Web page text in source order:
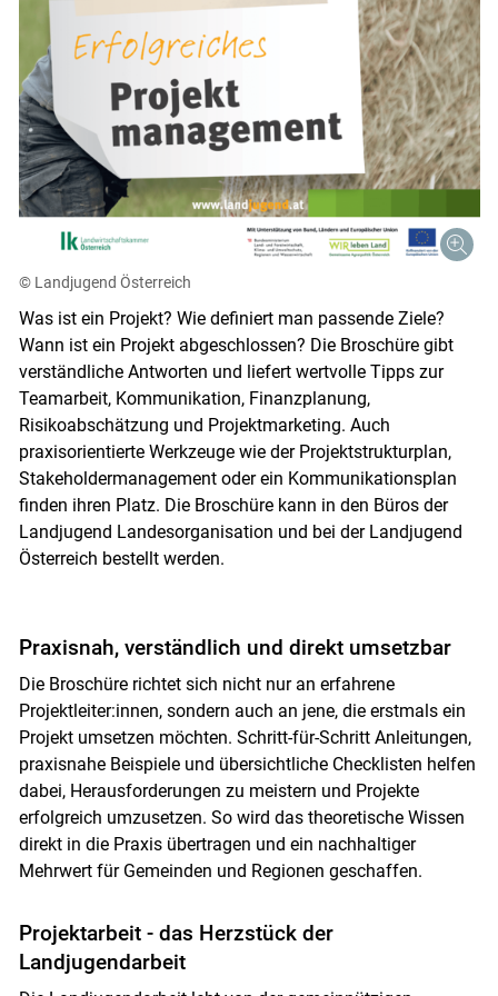
Skip to main content
© Landjugend Österreich
Was ist ein Projekt? Wie definiert man passende Ziele?
Wann ist ein Projekt abgeschlossen? Die Broschüre gibt
verständliche Antworten und liefert wertvolle Tipps zur
Teamarbeit, Kommunikation, Finanzplanung,
Risikoabschätzung und Projektmarketing. Auch
praxisorientierte Werkzeuge wie der Projektstrukturplan,
Stakeholdermanagement oder ein Kommunikationsplan
finden ihren Platz. Die Broschüre kann in den Büros der
Landjugend Landesorganisation und bei der Landjugend
Österreich bestellt werden.
Praxisnah, verständlich und direkt umsetzbar
Die Broschüre richtet sich nicht nur an erfahrene
Projektleiter:innen, sondern auch an jene, die erstmals ein
Projekt umsetzen möchten. Schritt-für-Schritt Anleitungen,
praxisnahe Beispiele und übersichtliche Checklisten helfen
dabei, Herausforderungen zu meistern und Projekte
erfolgreich umzusetzen. So wird das theoretische Wissen
direkt in die Praxis übertragen und ein nachhaltiger
Mehrwert für Gemeinden und Regionen geschaffen.
Projektarbeit - das Herzstück der
Landjugendarbeit